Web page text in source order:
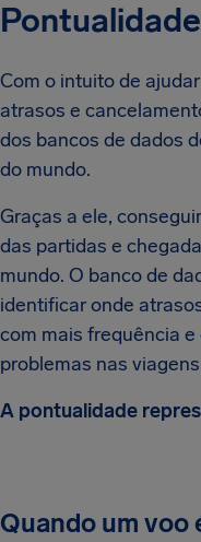
Pontualidade
Com o intuito de
atrasos e
dos bancos de dados
do mundo.
Graças a ele,
das partidas e
mundo. O banco de
identificar onde
com mais frequência
problemas nas
A pontualidade
Quando um voo